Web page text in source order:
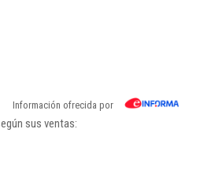
Información ofrecida por
sus ventas: